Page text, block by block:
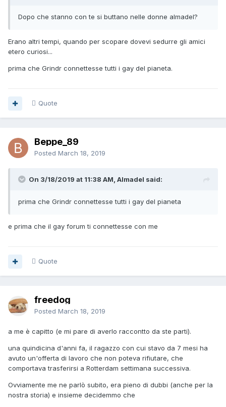
Dopo che stanno con te si buttano nelle donne almadel?
Erano altri tempi, quando per scopare dovevi sedurre gli amici
etero curiosi...
prima che Grindr connettesse tutti i gay del pianeta.
Quote
Beppe_89
Posted March 18, 2019
On 3/18/2019 at 11:38 AM, Almadel said:
prima che Grindr connettesse tutti i gay del pianeta
e prima che il gay forum ti connettesse con me
Quote
freedog
Posted March 18, 2019
a me è capitto (e mi pare di averlo raccontto da ste parti).
una quindicina d'anni fa, il ragazzo con cui stavo da 7 mesi ha
avuto un'offerta di lavoro che non poteva rifiutare, che
comportava trasferirsi a Rotterdam settimana successiva.
Ovviamente me ne parlò subito, era pieno di dubbi (anche per la
nostra storia) e insieme decidemmo che